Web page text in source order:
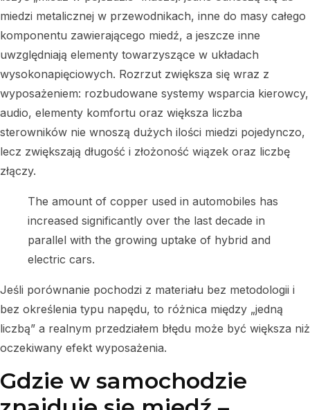
miedzi metalicznej w przewodnikach, inne do masy całego
komponentu zawierającego miedź, a jeszcze inne
uwzględniają elementy towarzyszące w układach
wysokonapięciowych. Rozrzut zwiększa się wraz z
wyposażeniem: rozbudowane systemy wsparcia kierowcy,
audio, elementy komfortu oraz większa liczba
sterowników nie wnoszą dużych ilości miedzi pojedynczo,
lecz zwiększają długość i złożoność wiązek oraz liczbę
złączy.
The amount of copper used in automobiles has
increased significantly over the last decade in
parallel with the growing uptake of hybrid and
electric cars.
Jeśli porównanie pochodzi z materiału bez metodologii i
bez określenia typu napędu, to różnica między „jedną
liczbą” a realnym przedziałem błędu może być większa niż
oczekiwany efekt wyposażenia.
Gdzie w samochodzie